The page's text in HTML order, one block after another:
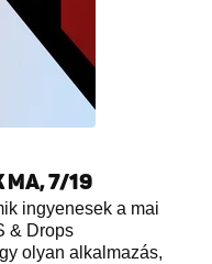
MA, 7/19
ingyenesek a mai
& Drops
olyan alkalmazás,